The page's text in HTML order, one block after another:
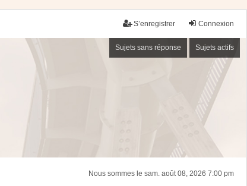
Connexion
S’enregistrer
Sujets sans réponse Sujets actifs
Nous sommes le sam. août 08, 2026 7:00 pm